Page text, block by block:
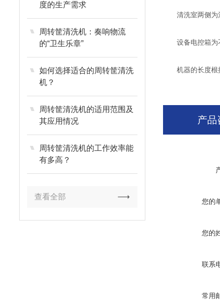
度的生产需求
周转筐清洗机：奏响物流
的“卫生乐章”
如何选择适合的周转筐清洗
机？
周转筐清洗机的适用范围及
其应用情况
周转筐清洗机的工作效率能
有多高？
查看全部
清洗室两侧为活
设备电控箱为
机器的长度根据
产品
您的
您的
联系
常用